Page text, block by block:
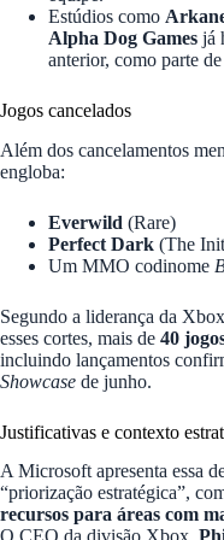
Estúdios como
Alpha Dog Games já
anterior, como parte
Jogos cancelados
Além dos cancelamentos
engloba:
Everwild (Rare)
Perfect Dark (The
Um MMO codinome
Segundo a liderança da
esses cortes, mais de 40
incluindo lançamentos
Showcase de junho.
Justificativas e contexto
A Microsoft apresenta essa
“priorização estratégica”,
recursos para áreas com